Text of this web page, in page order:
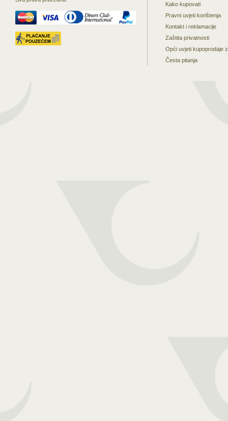
Kako kupovati
Pravni uvjeti korištenja
Kontakt i reklamacije
Zaštita privatnosti
Opći uvjeti kupoprodaje
Česta pitanja